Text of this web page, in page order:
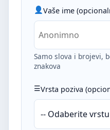
Vaše ime
Samo slova i brojevi,
znakova
Vrsta poziva